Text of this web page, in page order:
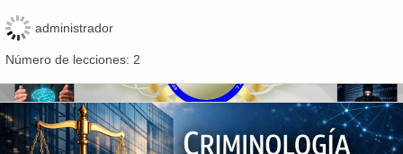
administrador
Número de lecciones: 2